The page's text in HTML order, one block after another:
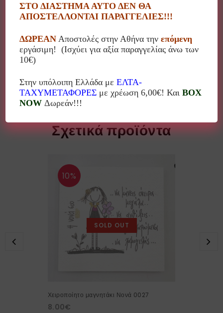
Κάτι παραπάνω από ένα απλό διακοσμητικό!!!
Το προϊόν είναι εξ’ολοκλήρου χειροποίητο οπότε
μπορεί να υπάρχουν διαφορές στα χρώματα, μηνύματα
κτλ.
Σχετικά προϊόντα
10%
SOLD OUT
Χειροποίητο μαγνητάκι Νονά 0027
8.00€
ΣΤΟ ΔΙΑΣΤΗΜΑ ΑΥΤΟ ΔΕΝ ΘΑ
ΑΠΟΣΤΕΛΛΟΝΤΑΙ ΠΑΡΑΓΓΕΛΙΕΣ!!!
ΔΩΡΕΑΝ Αποστολές στην Αθήνα τηνεπόμενη
εργάσιμη! (Ισχύει για αξία παραγγελίας άνω των
10€)
Στην υπόλοιπη Ελλάδα μεΕΛΤΑ-
ΤΑΧΥΜΕΤΑΦΟΡΕΣ με χρέωση 6,00€! ΚαιBOX
NOW Δωρεάν!!!